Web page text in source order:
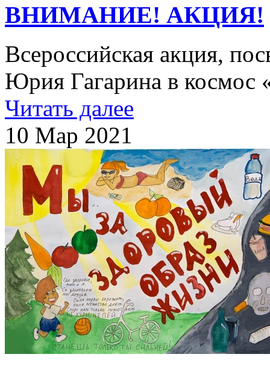
ВНИМАНИЕ! АКЦИЯ!
Всероссийская акция,
Юрия Гагарина в космос
Читать далее
10 Мар 2021